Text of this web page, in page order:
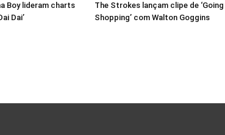
Boy lideram charts
Dai’
The Strokes lançam clipe de ‘Going
Shopping’ com Walton Goggins